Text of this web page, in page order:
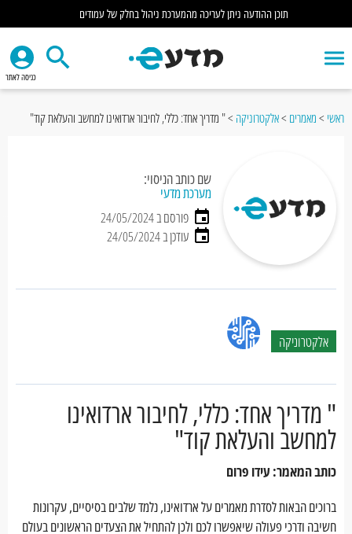
תוכן ההודעה ניתן לעריכה מהמערכת ניהול בחלק של עמודים
כניסה לאתר
ראשי >מאמרים >אלקטרוניקה >" מדריך אחד: כללי, לחיבור ארדואינו למחשב והעלאת קוד"
שם כותב הניסוי:
מערכת מדעי
פורסם ב 24/05/2024
עודכן ב 24/05/2024
אלקטרוניקה
" מדריך אחד: כללי, לחיבור ארדואינו
למחשב והעלאת קוד"
כותב המאמר: עידו פרום
ברוכים הבאות לסדרת מאמרים על ארדואינו, נלמד שלבים בסיסיים, עקרונות
חשיבה ודרכי פעולה שיאפשרו לכם ולכן להתחיל את הצעדים הראשונים בעולם